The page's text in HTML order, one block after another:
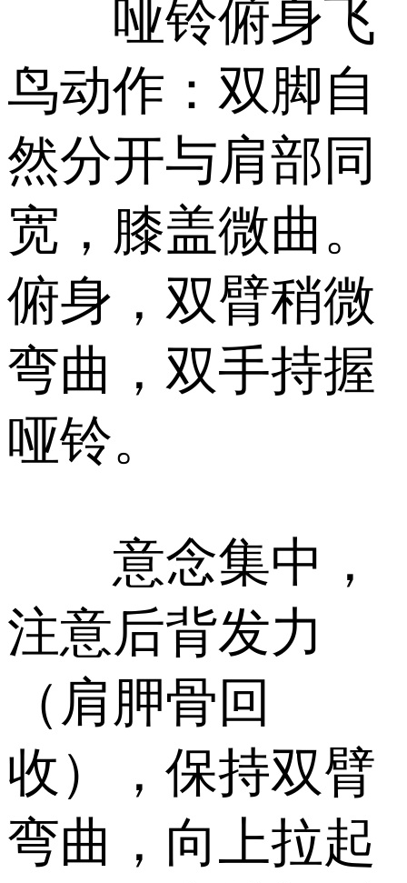
哑铃俯身飞
鸟动作：双脚自
然分开与肩部同
宽，膝盖微曲。
俯身，双臂稍微
弯曲，双手持握
哑铃。
意念集中，
注意后背发力
（肩胛骨回
收），保持双臂
弯曲，向上拉起